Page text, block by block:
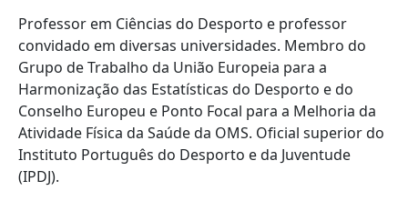
Professor em Ciências do Desporto e professor
convidado em diversas universidades. Membro do
Grupo de Trabalho da União Europeia para a
Harmonização das Estatísticas do Desporto e do
Conselho Europeu e Ponto Focal para a Melhoria da
Atividade Física da Saúde da OMS. Oficial superior do
Instituto Português do Desporto e da Juventude
(IPDJ).